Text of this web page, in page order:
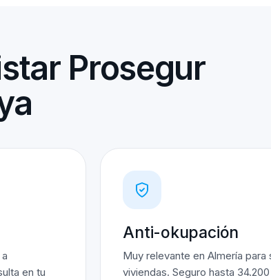
Prosegur
en tu
Anti-okupación
Muy relevante en Almería para
viviendas. Seguro hasta